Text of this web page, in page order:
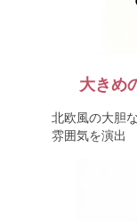
大きめ
北欧風の大胆
雰囲気を演出